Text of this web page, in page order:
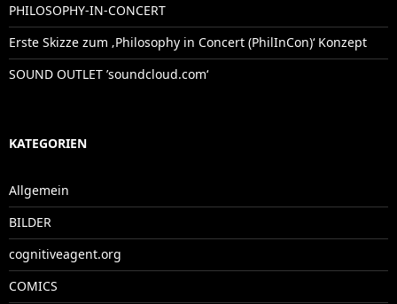
PHILOSOPHY-IN-CONCERT
Erste Skizze zum ‚Philosophy in Concert (PhilInCon)‘ Konzept
SOUND OUTLET ’soundcloud.com‘
KATEGORIEN
Allgemein
BILDER
cognitiveagent.org
COMICS